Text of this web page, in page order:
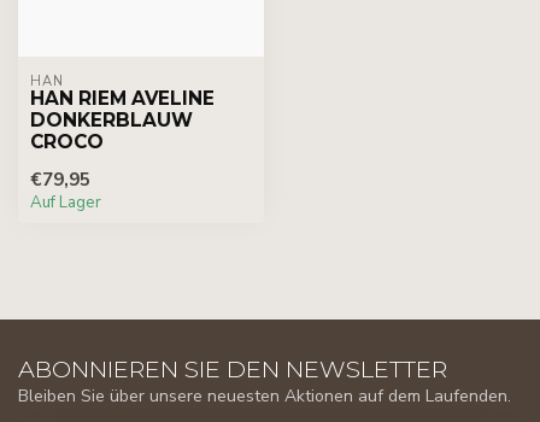
HAN
HAN RIEM AVELINE
DONKERBLAUW
CROCO
€79,95
Auf Lager
ABONNIEREN SIE DEN NEWSLETTER
Bleiben Sie über unsere neuesten Aktionen auf dem Laufenden.